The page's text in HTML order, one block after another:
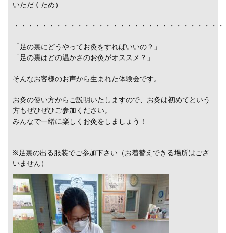
いただくため）
・・・・・・・・・・・・・・・・・・・・・・・・・・・・・
「足の裏にどうやってお灸をすればいいの？」
「足の裏はどの温かさのお灸がオススメ？」
そんなお客様のお声から生まれた体験会です。
お灸の使い方からご説明いたしますので、お灸は初めてという
方もぜひぜひご参加ください。
みんなで一緒に楽しくお灸をしましょう！
※足裏の出る服装でご参加下さい（お着替えできる場所はござ
いません）